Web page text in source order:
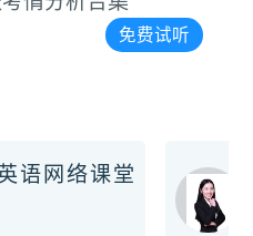
语网络课堂